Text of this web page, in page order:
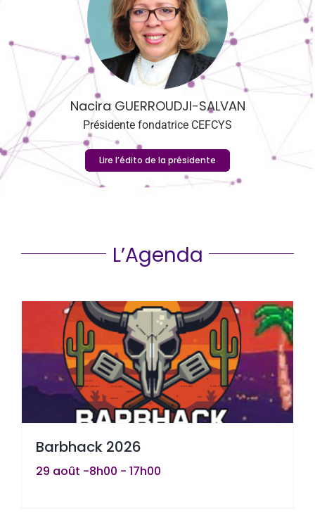
Nacira GUERROUDJI-SALVAN
Présidente fondatrice CEFCYS
Lire l’édito de la présidente
L’Agenda
Barbhack 2026
29 août -8h00 - 17h00